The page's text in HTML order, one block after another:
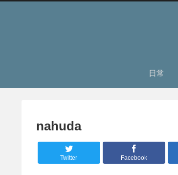
日常
nahuda
Twitter Facebook